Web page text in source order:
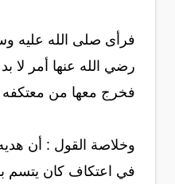
فرأى صلى الله عليه
رضي الله عنها أمر لا
فخرج معها من معتكفه ،
وخلاصة القول : أن
في اعتكاف كان يتسم